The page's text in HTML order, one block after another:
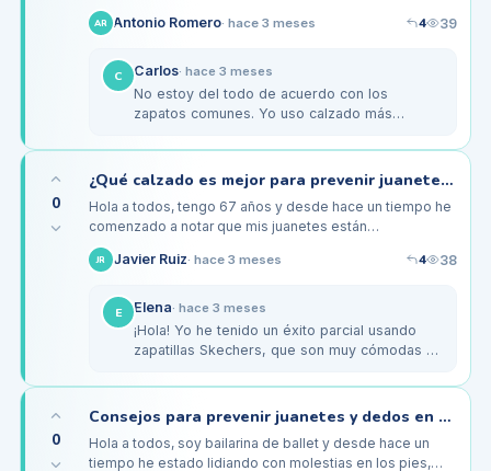
en una oficina y paso la mayor parte del día sentado,
pero también me…
AR Antonio Romero· hace 3 meses 4 39
C Carlos· hace 3 meses
No estoy del todo de acuerdo con los
zapatos comunes. Yo uso calzado más
son para caminar y tienen buen soporte.…
0
¿Qué calzado es mejor para prevenir juanetes y dedos en martillo en mujeres mayores?
Hola a todos, tengo 67 años y desde hace un tiempo he
comenzado a notar que mis juanetes están
empeorando. Además, mis dedos están comenzando a
parecer en martillo. He leído que…
JR Javier Ruiz· hace 3 meses 4 38
E Elena· hace 3 meses
¡Hola! Yo he tenido un éxito parcial usando
zapatillas Skechers, que son muy cómodas y
considero que es importante hacer…
0
Consejos para prevenir juanetes y dedos en martillo en bailarines
Hola a todos, soy bailarina de ballet y desde hace un
tiempo he estado lidiando con molestias en los pies,